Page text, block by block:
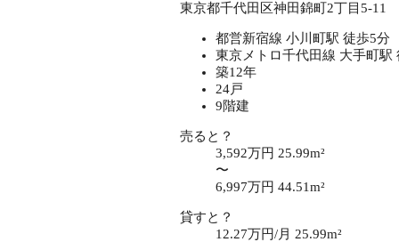
東京都千代田区神田錦町2丁目5-11
都営新宿線 小川町駅 徒歩5分
東京メトロ千代田線 大手町駅
築12年
24戸
9階建
売ると？
3,592万円 25.99m²
〜
6,997万円 44.51m²
貸すと？
12.27万円/月 25.99m²